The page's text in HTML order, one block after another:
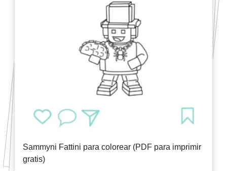
Sammyni Fattini para colorear (PDF para imprimir
gratis)